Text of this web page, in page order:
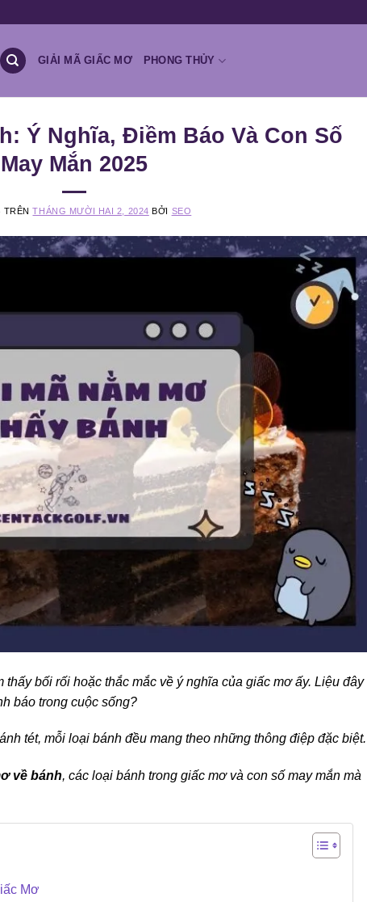
GIẢI MÃ GIẤC MƠ PHONG THỦY
Ý Nghĩa, Điềm Báo Và Con Số
May Mắn 2025
TRÊNTHÁNG MƯỜI HAI 2, 2024 BỞI SEO
thấy bối rối hoặc thắc mắc về ý nghĩa của giấc mơ ấy. Liệu đây
báo trong cuộc sống?
tét, mỗi loại bánh đều mang theo những thông điệp đặc biệt.
về bánh, các loại bánh trong giấc mơ và con số may mắn mà
Mơ